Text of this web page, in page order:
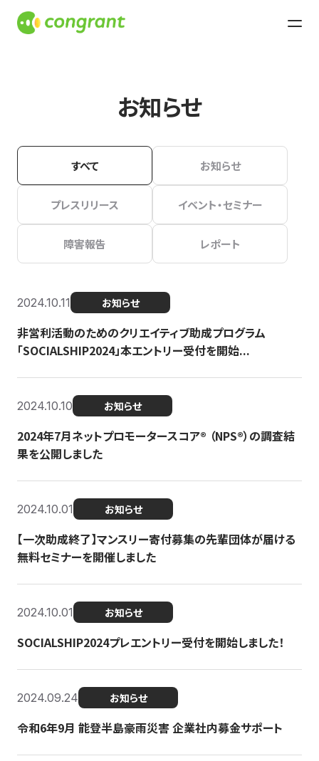
お知らせ
すべて お知らせ
プレスリリース イベント・セミナー
障害報告 レポート
2024.10.11 お知らせ
非営利活動のためのクリエイティブ助成プログラム
「SOCIALSHIP2024」本エントリー受付を開始...
2024.10.10 お知らせ
2024年7月ネットプロモータースコア®︎ （NPS®︎）の調査結
果を公開しました
2024.10.01 お知らせ
【一次助成終了】マンスリー寄付募集の先輩団体が届ける
無料セミナーを開催しました
2024.10.01 お知らせ
SOCIALSHIP2024プレエントリー受付を開始しました！
2024.09.24 お知らせ
令和6年9月 能登半島豪雨災害 企業社内募金サポート